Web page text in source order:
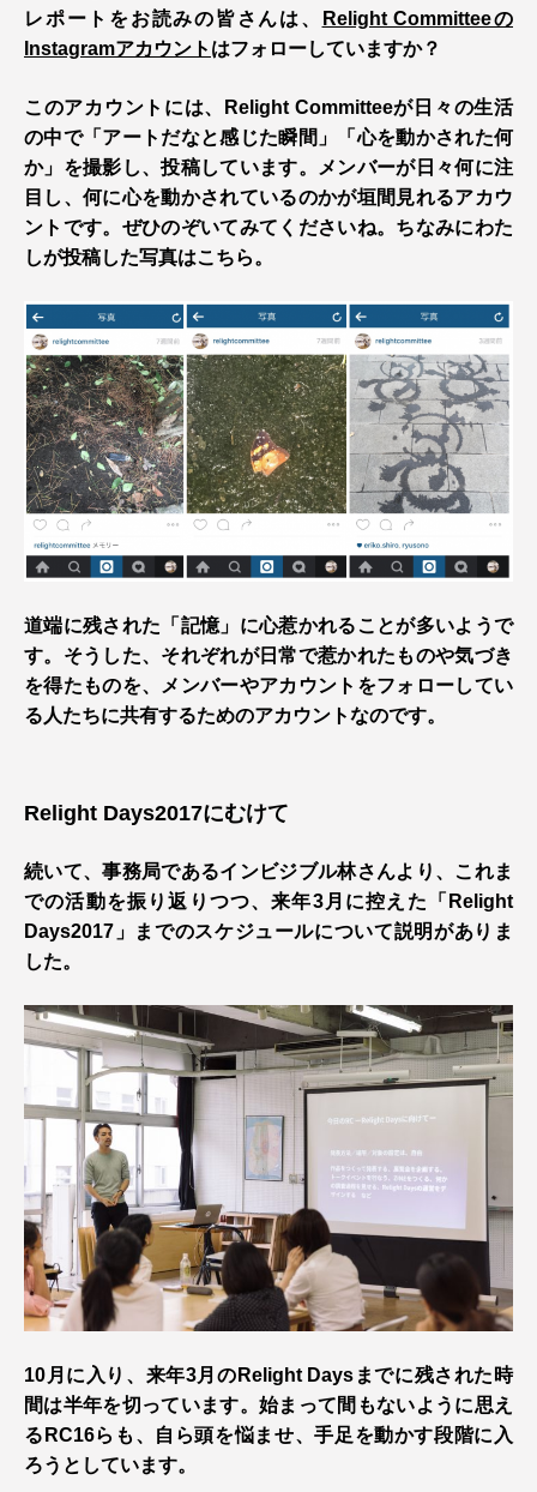
レポートをお読みの皆さんは、
Relight Committeeの
Instagramアカウント はフォローしていますか？
このアカウントには、Relight Committeeが日々の生活
の中で「アートだなと感じた瞬間」「心を動かされた何
か」を撮影し、投稿しています。メンバーが日々何に注
目し、何に心を動かされているのかが垣間見れるアカウ
ントです。ぜひのぞいてみてくださいね。ちなみにわた
しが投稿した写真はこちら。
道端に残された「記憶」に心惹かれることが多いようで
す。そうした、それぞれが日常で惹かれたものや気づき
を得たものを、メンバーやアカウントをフォローしてい
る人たちに共有するためのアカウントなのです。
Relight Days2017にむけて
続いて、事務局であるインビジブル林さんより、これま
での活動を振り返りつつ、来年3月に控えた「Relight
Days2017」までのスケジュールについて説明がありま
した。
10月に入り、来年3月のRelight Daysまでに残された時
間は半年を切っています。始まって間もないように思え
るRC16らも、自ら頭を悩ませ、手足を動かす段階に入
ろうとしています。